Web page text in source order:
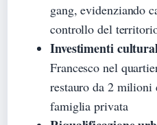
gang, evidenziando
controllo del
Investimenti
Francesco nel
restauro da 2 milioni
famiglia privata